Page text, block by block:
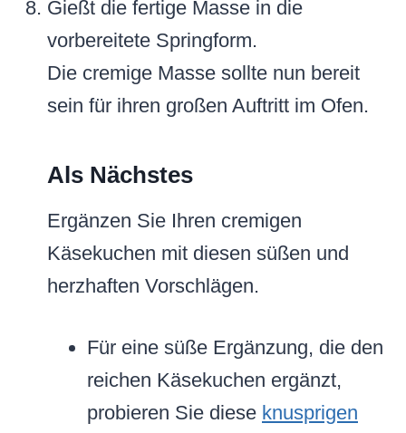
Gießt die fertige Masse in die
vorbereitete Springform.
Die cremige Masse sollte nun bereit
sein für ihren großen Auftritt im Ofen.
Als Nächstes
Ergänzen Sie Ihren cremigen
Käsekuchen mit diesen süßen und
herzhaften Vorschlägen.
Für eine süße Ergänzung, die den
reichen Käsekuchen ergänzt,
probieren Sie diese knusprigen